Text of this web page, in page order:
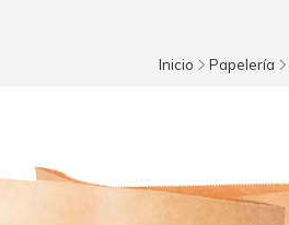
Inicio Papelería